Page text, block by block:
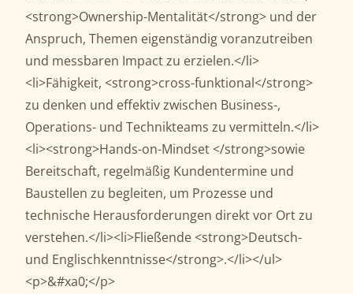
<strong>Ownership-Mentalität</strong> und der
Anspruch, Themen eigenständig voranzutreiben
und messbaren Impact zu erzielen.</li>
<li>Fähigkeit, <strong>cross-funktional</strong>
zu denken und effektiv zwischen Business-,
Operations- und Technikteams zu vermitteln.</li>
<li><strong>Hands-on-Mindset </strong>sowie
Bereitschaft, regelmäßig Kundentermine und
Baustellen zu begleiten, um Prozesse und
technische Herausforderungen direkt vor Ort zu
verstehen.</li><li>Fließende <strong>Deutsch-
und Englischkenntnisse</strong>.</li></ul>
<p>&#xa0;</p>